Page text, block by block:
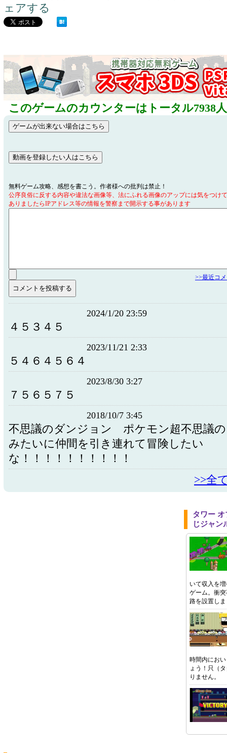
ェアする
このゲームのカウンターはトータル7938
無料ゲーム攻略、感想を書こう。作者様への批判は禁止！
公序良俗に反する内容や違法な画像等、法にふれる画像のアップには気をつけ
ありましたらIPアドレス等の情報を警察まで開示する事があります
>>最近コ
2024/1/20 23:59
４５３４５
2023/11/21 2:33
５４６４５６４
2023/8/30 3:27
７５６５７５
2018/10/7 3:45
不思議のダンジョン ポケモン超不思議
みたいに仲間を引き連れて冒険したい
な！！！！！！！！！！
>>全
タワー
じジャン
いて収入を
ゲーム。衝
路を設置し
時間内にお
ょう！只（
りません。